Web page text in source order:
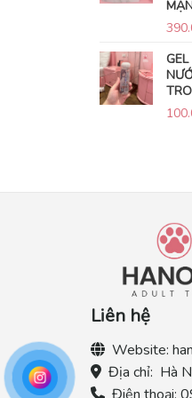
Liên hệ
Website:
Địa chỉ: Hà